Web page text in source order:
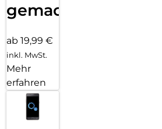
gemacht!
ab 19,99 €
inkl. MwSt.
Mehr
erfahren